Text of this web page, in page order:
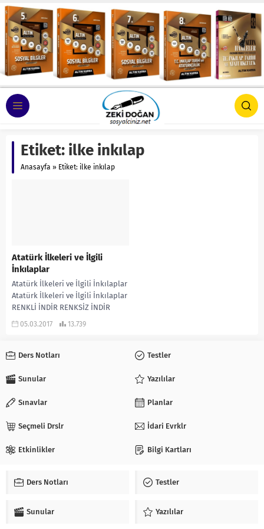
Etiket: ilke inkılap
Anasayfa » Etiket: ilke inkılap
Atatürk İlkeleri ve İlgili
İnkılaplar
Atatürk İlkeleri ve İlgili İnkılaplar
Atatürk İlkeleri ve İlgili İnkılaplar
RENKLİ İNDİR RENKSİZ İNDİR
05.03.2017 13.739
Ders Notları Testler
Sunular Yazılılar
Sınavlar Planlar
Seçmeli Drslr İdari Evrklr
Etkinlikler Bilgi Kartları
Ders Notları Testler
Sunular Yazılılar